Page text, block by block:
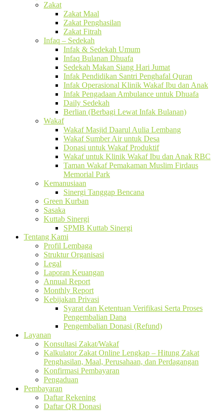
Zakat
Zakat Maal
Zakat Penghasilan
Zakat Fitrah
Infaq – Sedekah
Infak & Sedekah Umum
Infaq Bulanan Dhuafa
Sedekah Makan Siang Hari Jumat
Infak Pendidikan Santri Penghafal Quran
Infak Operasional Klinik Wakaf Ibu dan Anak
Infak Pengadaan Ambulance untuk Dhuafa
Daily Sedekah
Berlian (Berbagi Lewat Infak Bulanan)
Wakaf
Wakaf Masjid Daarul Aulia Lembang
Wakaf Sumber Air untuk Desa
Donasi untuk Wakaf Produktif
Wakaf untuk Klinik Wakaf Ibu dan Anak RBC
Taman Wakaf Pemakaman Muslim Firdaus
Memorial Park
Kemanusiaan
Sinergi Tanggap Bencana
Green Kurban
Sasaka
Kuttab Sinergi
SPMB Kuttab Sinergi
Tentang Kami
Profil Lembaga
Struktur Organisasi
Legal
Laporan Keuangan
Annual Report
Monthly Report
Kebijakan Privasi
Syarat dan Ketentuan Verifikasi Serta Proses
Pengembalian Dana
Pengembalian Donasi (Refund)
Layanan
Konsultasi Zakat/Wakaf
Kalkulator Zakat Online Lengkap – Hitung Zakat
Penghasilan, Maal, Perusahaan, dan Perdagangan
Konfirmasi Pembayaran
Pengaduan
Pembayaran
Daftar Rekening
Daftar QR Donasi